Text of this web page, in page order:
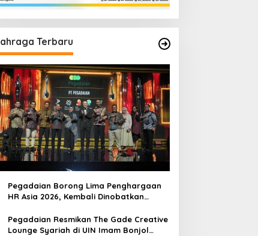
Terbaru
Pegadaian Borong Lima Penghargaan
HR Asia 2026, Kembali Dinobatkan
Pegadaian Resmikan The Gade Creative
Lounge Syariah di UIN Imam Bonjol